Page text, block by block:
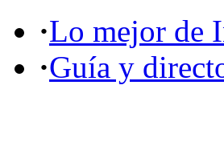
·Lo mejor de
·Guía y